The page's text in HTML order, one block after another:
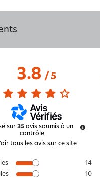
3.8/ 5
sur 35 avis soumis à un
contrôle
tous les avis sur ce site
14
10